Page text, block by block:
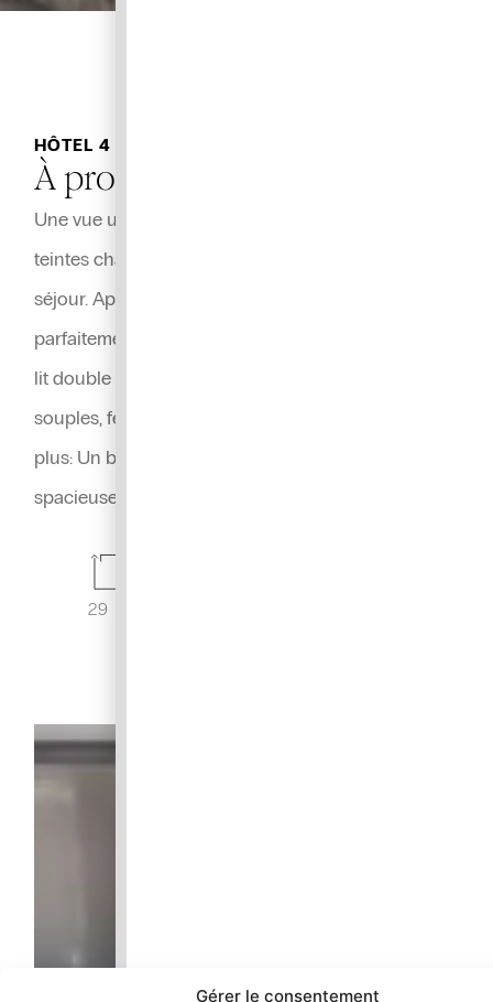
Gérer le consentement
HÔTEL 4 ÉTOILES MONTPELLIER
À propos
Une vue urbaine et panoramique. Du bois et des
teintes chaudes pour se ressourcer le temps d’un
séjour. Appréciez le confort d’une chambre cosy,
parfaitement insonorisée, à la literie exceptionnelle:
lit double king size ou 2 lits simples, oreillers
souples, fermes, à mémoire de forme. Leur petit
plus: Un balcon? Une baignoire? Une chambre
spacieuse? Laissez-nous vous surprendre.
29 M²